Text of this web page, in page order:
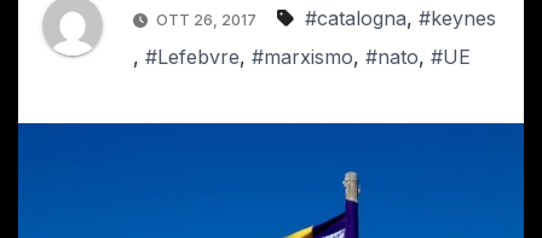
OTT 26, 2017 #catalogna, #keynes
, #Lefebvre, #marxismo, #nato, #UE